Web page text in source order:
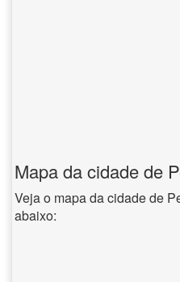
Mapa da cidade de
Veja o mapa da cidade de
abaixo: